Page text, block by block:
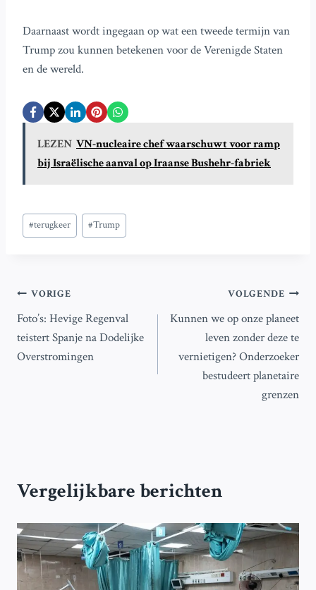
Daarnaast wordt ingegaan op wat een tweede termijn van
Trump zou kunnen betekenen voor de Verenigde Staten
en de wereld.
LEZEN VN-nucleaire chef waarschuwt voor ramp
bij Israëlische aanval op Iraanse Bushehr-fabriek
Bericht
tags:
#terugkeer #Trump
Bericht
navigatie
VORIGE
Foto’s: Hevige Regenval
teistert Spanje na Dodelijke
Overstromingen
VOLGENDE
Kunnen we op onze planeet
leven zonder deze te
vernietigen? Onderzoeker
bestudeert planetaire
grenzen
Vergelijkbare berichten